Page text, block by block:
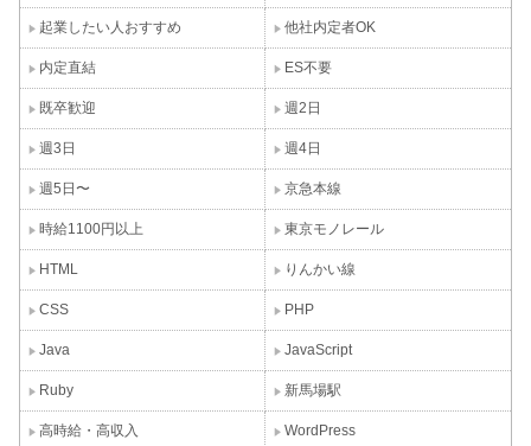
起業したい人おすすめ 他社内定者OK
内定直結 ES不要
既卒歓迎 週2日
週3日 週4日
週5日〜 京急本線
時給1100円以上 東京モノレール
HTML りんかい線
CSS PHP
Java JavaScript
Ruby 新馬場駅
高時給・高収入 WordPress